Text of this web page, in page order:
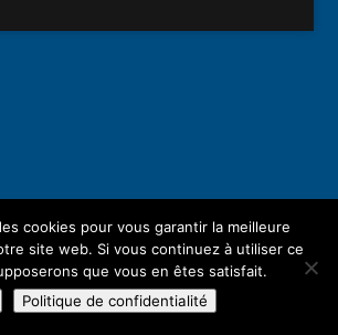
cookies pour vous garantir la meilleure
site web. Si vous continuez à utiliser ce
que vous en êtes satisfait.
Politique de confidentialité